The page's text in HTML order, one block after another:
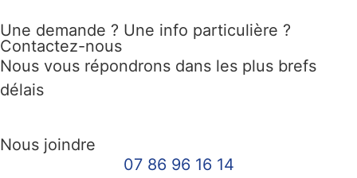
Une demande ? Une info particulière ?
Contactez-nous
Nous vous répondrons dans les plus brefs
délais
Nous joindre
07 86 96 16 14